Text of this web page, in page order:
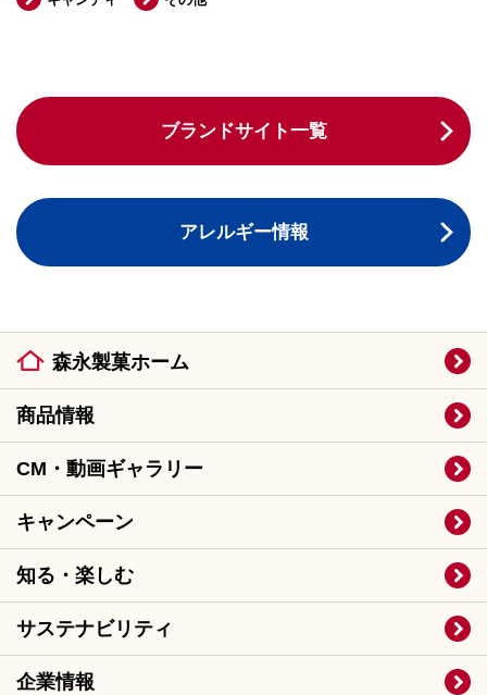
ブランドサイト一覧
アレルギー情報
森永製菓ホーム
商品情報
CM・動画ギャラリー
キャンペーン
知る・楽しむ
サステナビリティ
企業情報